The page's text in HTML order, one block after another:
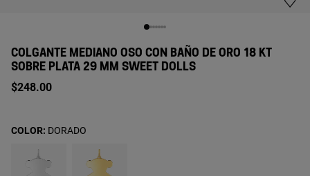
COLGANTE MEDIANO OSO CON BAÑO DE ORO 18 KT
SOBRE PLATA 29 MM SWEET DOLLS
$248.00
COLOR: DORADO